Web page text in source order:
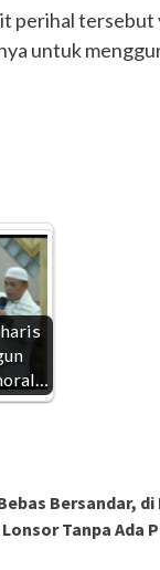
perihal tersebut
untuk
Bersandar, di
Tanpa Ada